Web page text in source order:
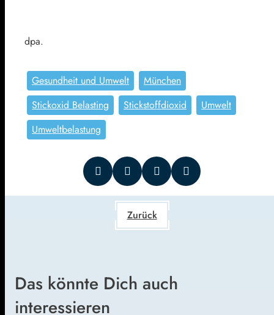
dpa.
Gesundheit und Umwelt
München
Stickoxid Belasting
Stickstoffdioxid
Umwelt
Umweltbelastung
Zurück
Das könnte Dich auch
interessieren